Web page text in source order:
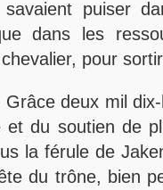
puiser
dans les
pour
deux mil
et du soutien de
la férule de
du trône, bien